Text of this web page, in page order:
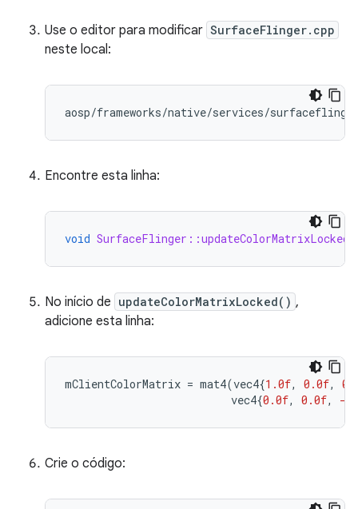
Use o editor para modificar SurfaceFlinger.cpp
neste local:
Encontre esta linha:
void SurfaceFlinger::updateColorMatrixLocked
No início de updateColorMatrixLocked() ,
adicione esta linha:
mClientColorMatrix = mat4(vec4{1.0f, 0.0f,
vec4{0.0f, 0.0f, -
Crie o código: